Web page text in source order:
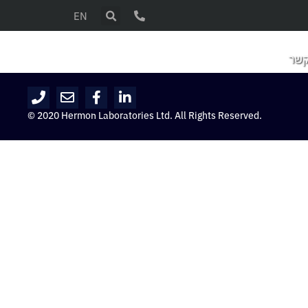
EN
© 2020 Hermon Laboratories Ltd. All Rights Reserved.